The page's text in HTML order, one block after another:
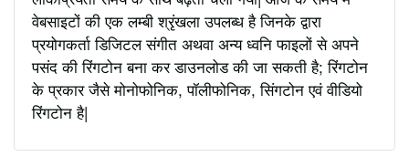
वेबसाइटों की एक लम्बी श्रृंखला उपलब्ध है जिनके द्वारा
प्रयोगकर्ता डिजिटल संगीत अथवा अन्य ध्वनि फाइलों से अपने
पसंद की रिंगटोन बना कर डाउनलोड की जा सकती है; रिंगटोन
के प्रकार जैसे मोनोफोनिक, पॉलीफोनिक, सिंगटोन एवं वीडियो
रिंगटोन है|